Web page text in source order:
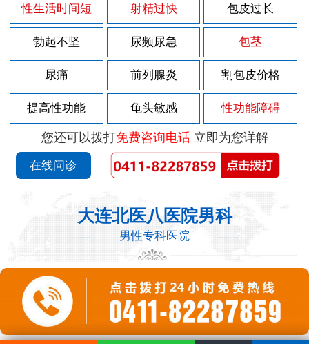
性生活时间短 射精过快 包皮过长
勃起不坚 尿频尿急 包茎
尿痛 前列腺炎 割包皮价格
提高性功能 龟头敏感 性功能障碍
您还可以拨打免费咨询电话立即为您详解
在线问诊
大连北医八医院男科
男性专科医院